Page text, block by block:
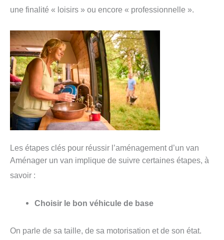
une finalité « loisirs » ou encore « professionnelle ».
Les étapes clés pour réussir l’aménagement d’un van
Aménager un van implique de suivre certaines étapes, à
savoir :
Choisir le bon véhicule de base
On parle de sa taille, de sa motorisation et de son état.